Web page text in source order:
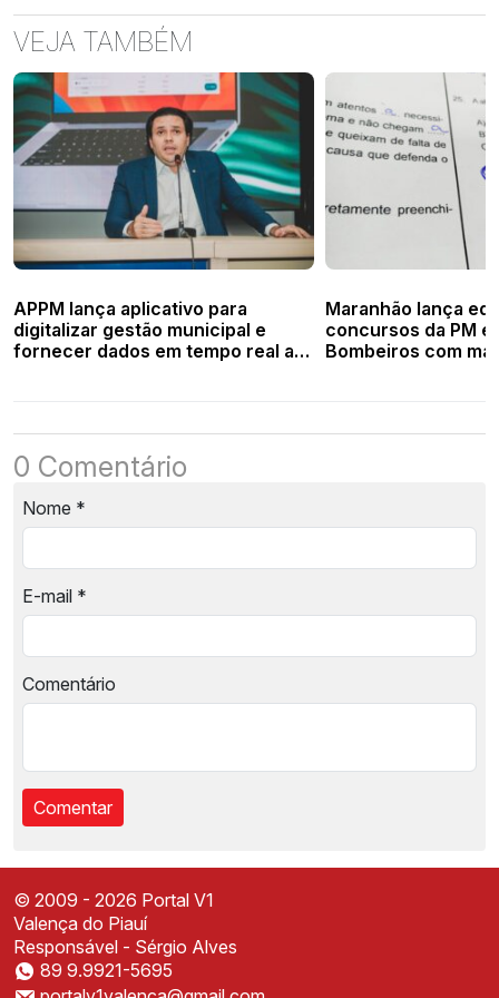
VEJA TAMBÉM
APPM lança aplicativo para
digitalizar gestão municipal e
fornecer dados em tempo real a
Maranhão lança
concursos da PM e
Bombeiros com
0 Comentário
Nome *
E-mail *
Comentário
Instale o Portal V1
© 2009 - 2026 Portal V1
Valença do Piauí
Responsável - Sérgio Alves
89 9.9921-5695